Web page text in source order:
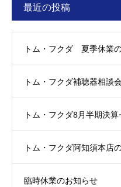
最近の投稿
トム・フクダ 夏季休業
トム・フクダ補聴器相談
トム・フクダ8月半期決
トム・フクダ阿知須本店
臨時休業のお知らせ